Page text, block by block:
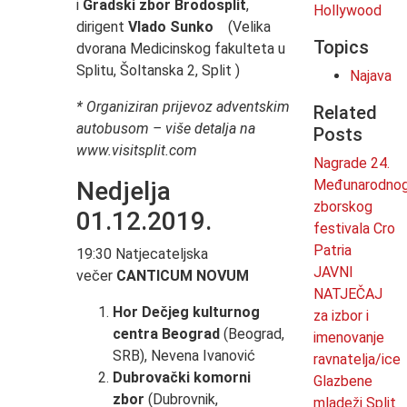
i Gradski zbor Brodosplit,
dirigent Vlado Sunko
(Velika
dvorana Medicinskog fakulteta u
Splitu, Šoltanska 2, Split )
* Organiziran prijevoz adventskim
autobusom – više detalja na
www.visitsplit.com
Nedjelja
01.12.2019.
19:30 Natjecateljska
večer CANTICUM NOVUM
Hor Dečjeg kulturnog
centra Beograd(Beograd,
SRB), Nevena Ivanović​​​​​
Dubrovački komorni
zbor (Dubrovnik,
Hollywood
Topics
Najava
Related
Posts
Nagrade 24.
zborskog
festivala Cro
Patria
JAVNI
NATJEČAJ
za izbor i
imenovanje
ravnatelja/ice
Glazbene
mladeži Split